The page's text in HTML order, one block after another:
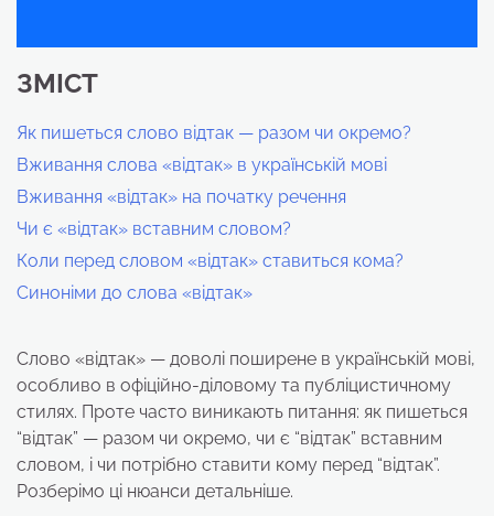
ЗМІСТ
Як пишеться слово відтак — разом чи окремо?
Вживання слова «відтак» в українській мові
Вживання «відтак» на початку речення
Чи є «відтак» вставним словом?
Коли перед словом «відтак» ставиться кома?
Синоніми до слова «відтак»
Слово «відтак» — доволі поширене в українській мові,
особливо в офіційно-діловому та публіцистичному
стилях. Проте часто виникають питання: як пишеться
“відтак” — разом чи окремо, чи є “відтак” вставним
словом, і чи потрібно ставити кому перед “відтак”.
Розберімо ці нюанси детальніше.